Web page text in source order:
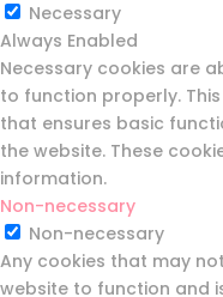
Necessary
Always Enabled
Necessary cookies are
to function properly.
that ensures basic
the website. These
information.
Non-necessary
Non-necessary
Any cookies that may
website to function and